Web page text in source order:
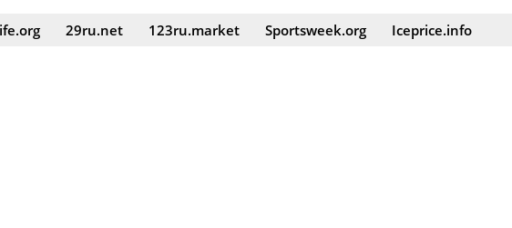
29ru.net 123ru.market Sportsweek.org Iceprice.info